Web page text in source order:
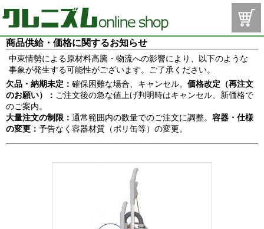
商品供給・価格に関するお知らせ
中東情勢による原材料高騰・物流への影響により、以下のような
事象が発生する可能性がございます。ご了承ください。
欠品・納期未定： 確保困難な場合、キャンセル。 価格改定（再注文
のお願い）： ご注文後の急な値上げ判明時はキャンセル、新価格で
のご案内。
大量注文の制限： 通常範囲内の数量でのご注文に調整。 容器・仕様
の変更： 予告なく容器材質（ポリ缶等）の変更。